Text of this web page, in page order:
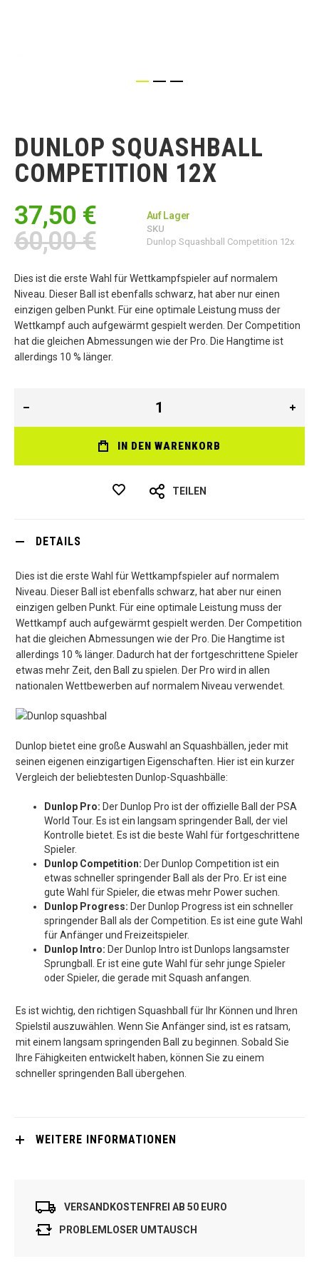
Bildgalerie
springen
DUNLOP SQUASHBALL
COMPETITION 12X
37,50 €
60,00 €
Auf Lager
SKU
Dunlop Squashball Competition 12x
Dies ist die erste Wahl für Wettkampfspieler auf normalem
Niveau. Dieser Ball ist ebenfalls schwarz, hat aber nur einen
einzigen gelben Punkt. Für eine optimale Leistung muss der
Wettkampf auch aufgewärmt gespielt werden. Der Competition
hat die gleichen Abmessungen wie der Pro. Die Hangtime ist
allerdings 10 % länger.
IN DEN WARENKORB
TEILEN
DETAILS
Dies ist die erste Wahl für Wettkampfspieler auf normalem
Niveau. Dieser Ball ist ebenfalls schwarz, hat aber nur einen
einzigen gelben Punkt. Für eine optimale Leistung muss der
Wettkampf auch aufgewärmt gespielt werden. Der Competition
hat die gleichen Abmessungen wie der Pro. Die Hangtime ist
allerdings 10 % länger. Dadurch hat der fortgeschrittene Spieler
etwas mehr Zeit, den Ball zu spielen. Der Pro wird in allen
nationalen Wettbewerben auf normalem Niveau verwendet.
Dunlop bietet eine große Auswahl an Squashbällen, jeder mit
seinen eigenen einzigartigen Eigenschaften. Hier ist ein kurzer
Vergleich der beliebtesten Dunlop-Squashbälle:
Dunlop Pro: Der Dunlop Pro ist der offizielle Ball der PSA
World Tour. Es ist ein langsam springender Ball, der viel
Kontrolle bietet. Es ist die beste Wahl für fortgeschrittene
Spieler.
Dunlop Competition: Der Dunlop Competition ist ein
etwas schneller springender Ball als der Pro. Er ist eine
gute Wahl für Spieler, die etwas mehr Power suchen.
Dunlop Progress: Der Dunlop Progress ist ein schneller
springender Ball als der Competition. Es ist eine gute Wahl
für Anfänger und Freizeitspieler.
Dunlop Intro: Der Dunlop Intro ist Dunlops langsamster
Sprungball. Er ist eine gute Wahl für sehr junge Spieler
oder Spieler, die gerade mit Squash anfangen.
Es ist wichtig, den richtigen Squashball für Ihr Können und Ihren
Spielstil auszuwählen. Wenn Sie Anfänger sind, ist es ratsam,
mit einem langsam springenden Ball zu beginnen. Sobald Sie
Ihre Fähigkeiten entwickelt haben, können Sie zu einem
schneller springenden Ball übergehen.
WEITERE INFORMATIONEN
VERSANDKOSTENFREI AB 50 EURO
PROBLEMLOSER UMTAUSCH